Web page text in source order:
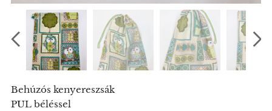
Behúzós kenyereszsák
PUL béléssel